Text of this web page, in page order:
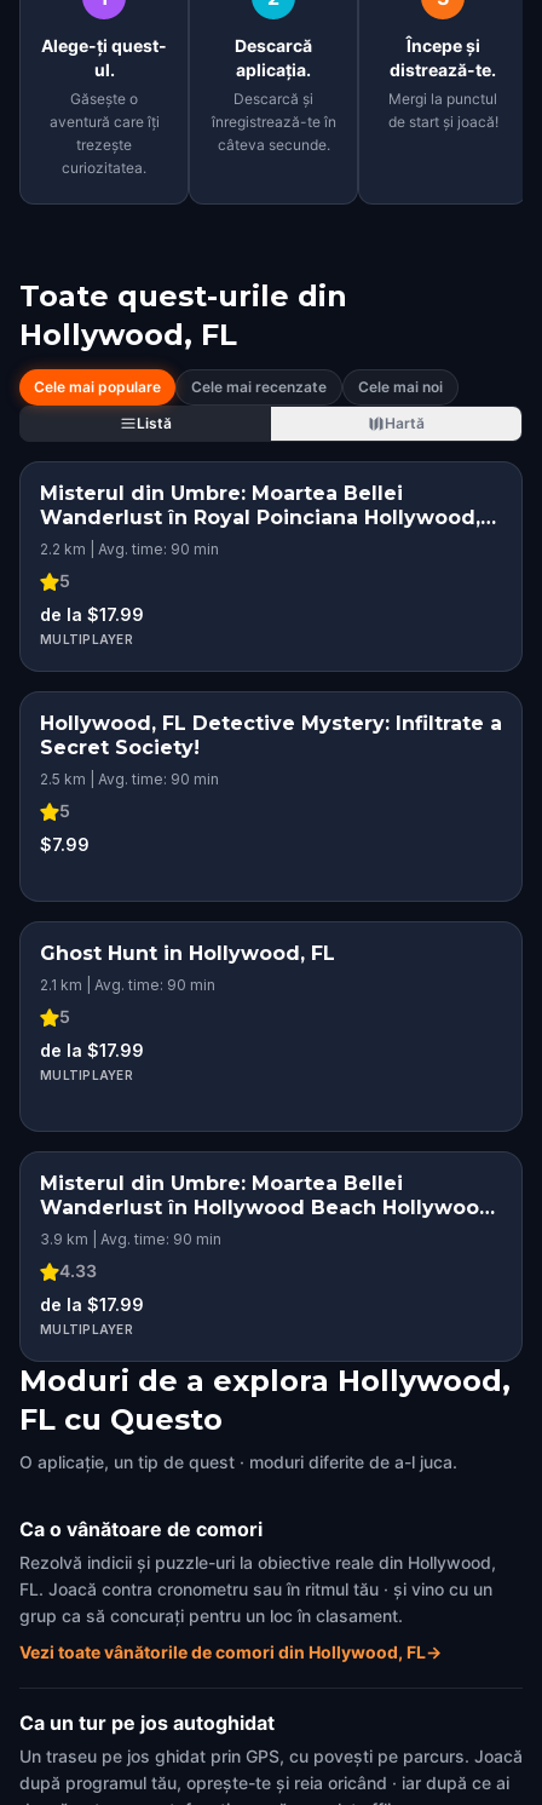
Alege-ți quest-
ul.
Găsește o
aventură care îți
trezește
curiozitatea.
Descarcă
aplicația.
Descarcă și
înregistrează-te în
câteva secunde.
Începe și
distrează-te.
Mergi la punctul
de start și joacă!
Toate quest-urile din
Hollywood, FL
Cele mai populare Cele mai recenzate
Cele mai noi
Listă
Hartă
Misterul din Umbre: Moartea Bellei
Wanderlust în Royal Poinciana Hollywood,
FL
2.2 km | Avg. time: 90 min
5
de la $17.99
MULTIPLAYER
Hollywood, FL Detective Mystery: Infiltrate a
Secret Society!
2.5 km | Avg. time: 90 min
5
$7.99
Ghost Hunt in Hollywood, FL
2.1 km | Avg. time: 90 min
5
de la $17.99
MULTIPLAYER
Misterul din Umbre: Moartea Bellei
Wanderlust în Hollywood Beach Hollywood,
FL
3.9 km | Avg. time: 90 min
4.33
de la $17.99
MULTIPLAYER
Moduri de a explora Hollywood,
FL cu Questo
O aplicație, un tip de quest · moduri diferite de a-l juca.
Ca o vânătoare de comori
Rezolvă indicii și puzzle-uri la obiective reale din Hollywood,
FL. Joacă contra cronometru sau în ritmul tău · și vino cu un
grup ca să concurați pentru un loc în clasament.
Vezi toate vânătorile de comori din Hollywood, FL→
Ca un tur pe jos autoghidat
Un traseu pe jos ghidat prin GPS, cu povești pe parcurs. Joacă
după programul tău, oprește-te și reia oricând · iar după ce ai